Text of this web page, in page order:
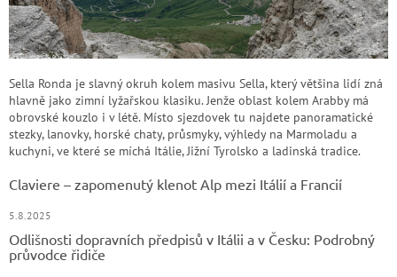
Sella Ronda je slavný okruh kolem masivu Sella, který většina lidí zná
hlavně jako zimní lyžařskou klasiku. Jenže oblast kolem Arabby má
obrovské kouzlo i v létě. Místo sjezdovek tu najdete panoramatické
stezky, lanovky, horské chaty, průsmyky, výhledy na Marmoladu a
kuchyni, ve které se míchá Itálie, Jižní Tyrolsko a ladinská tradice.
Claviere – zapomenutý klenot Alp mezi Itálií a Francií
5.8.2025
Odlišnosti dopravních předpisů v Itálii a v Česku: Podrobný
průvodce řidiče